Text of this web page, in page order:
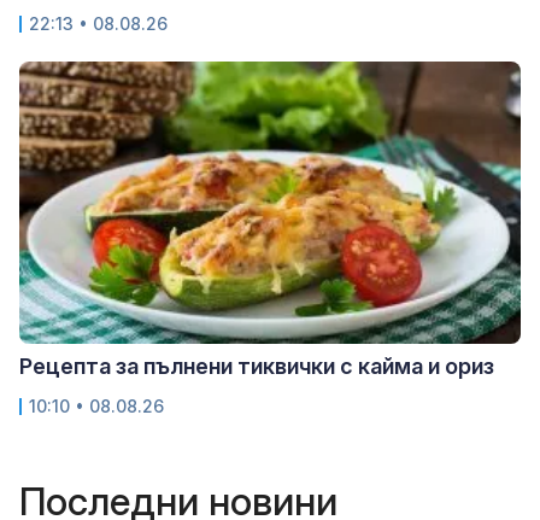
22:13 • 08.08.26
Рецепта за пълнени тиквички с кайма и ориз
10:10 • 08.08.26
Последни новини